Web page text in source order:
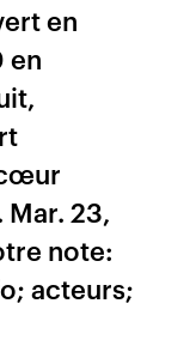
en
en
23,
note:
acteurs;